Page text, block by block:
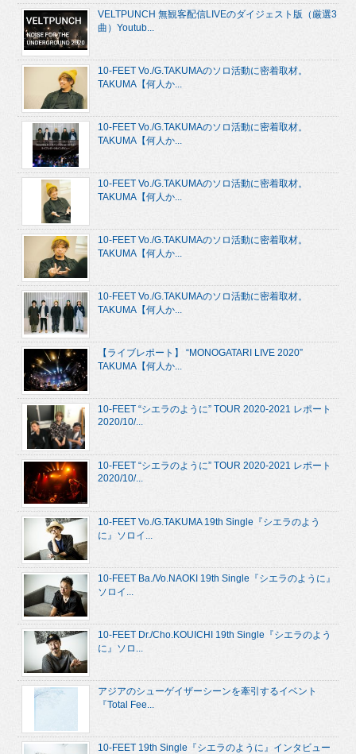
VELTPUNCH 無観客配信LIVEのダイジェスト版（厳選3
曲）Youtub...
10-FEET Vo./G.TAKUMAのソロ活動に密着取材。
TAKUMA【何人か...
10-FEET Vo./G.TAKUMAのソロ活動に密着取材。
TAKUMA【何人か...
10-FEET Vo./G.TAKUMAのソロ活動に密着取材。
TAKUMA【何人か...
10-FEET Vo./G.TAKUMAのソロ活動に密着取材。
TAKUMA【何人か...
10-FEET Vo./G.TAKUMAのソロ活動に密着取材。
TAKUMA【何人か...
【ライブレポート】 “MONOGATARI LIVE 2020”
TAKUMA【何人か...
10-FEET “シエラのように” TOUR 2020-2021 レポート
2020/10/...
10-FEET “シエラのように” TOUR 2020-2021 レポート
2020/10/...
10-FEET Vo./G.TAKUMA 19th Single『シエラのよう
に』ソロイ...
10-FEET Ba./Vo.NAOKI 19th Single『シエラのように』
ソロイ...
10-FEET Dr./Cho.KOUICHI 19th Single『シエラのよう
に』ソロ...
アジアのシューゲイザーシーンを牽引するイベント
『Total Fee...
10-FEET 19th Single『シエラのように』インタビュー